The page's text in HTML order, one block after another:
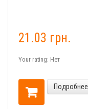
21.03 грн.
Your rating: Нет
Подробнее